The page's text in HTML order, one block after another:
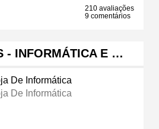
210 avaliações
9 comentários
- INFORMÁTICA E …
De Informática
De Informática